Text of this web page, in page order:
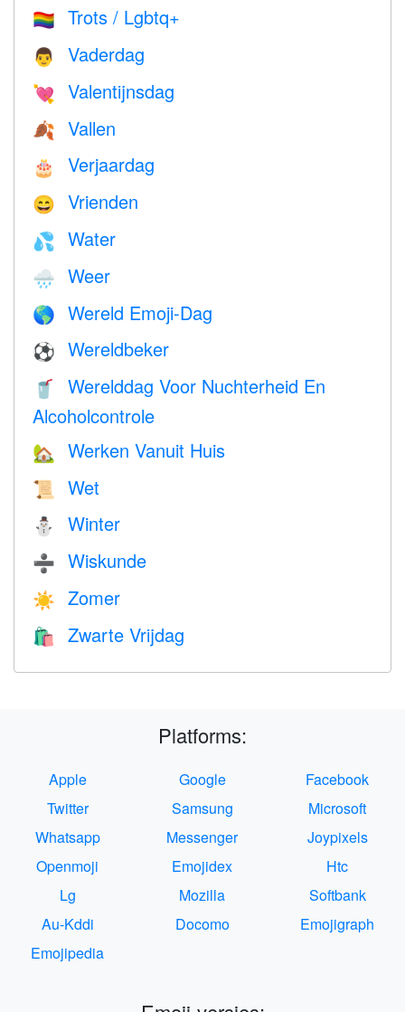
🏳️‍🌈 Trots / Lgbtq+
👨 Vaderdag
💘 Valentijnsdag
🍂 Vallen
🎂 Verjaardag
😄 Vrienden
💦 Water
🌧 Weer
🌎 Wereld Emoji-Dag
⚽ Wereldbeker
🥤
Werelddag Voor Nuchterheid En
Alcoholcontrole
🏡 Werken Vanuit Huis
📜 Wet
⛄ Winter
➗ Wiskunde
☀️ Zomer
🛍 Zwarte Vrijdag
Platforms:
Apple Google
Facebook
Twitter
Samsung
Microsoft
Whatsapp
Messenger
Joypixels
Openmoji
Emojidex
Htc
Lg
Mozilla
Softbank
Au-Kddi
Docomo
Emojigraph
Emojipedia